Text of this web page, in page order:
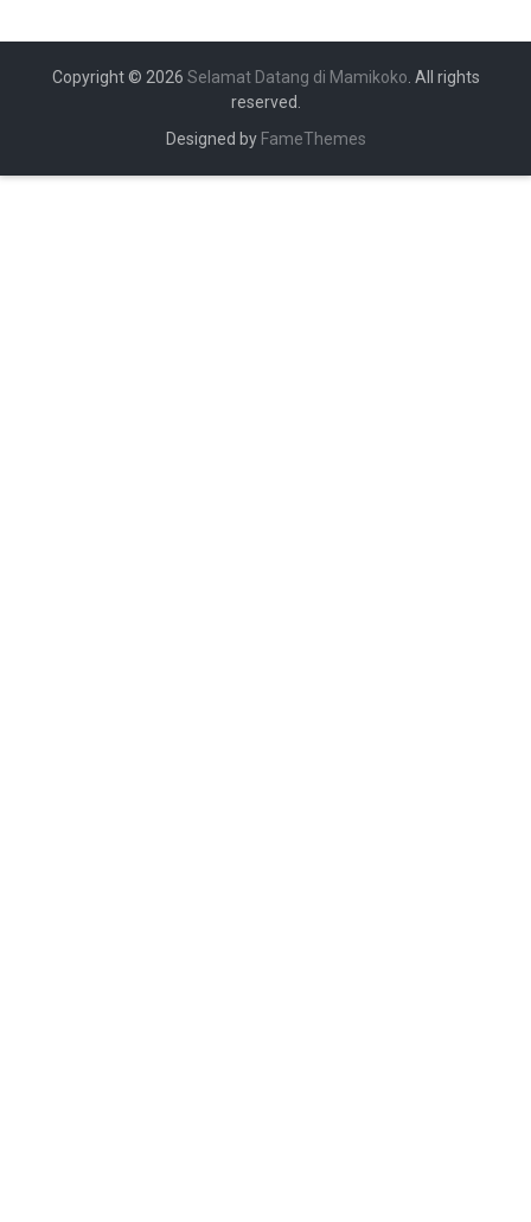
Copyright © 2026 Selamat Datang di Mamikoko. All rights
reserved.
Designed by FameThemes